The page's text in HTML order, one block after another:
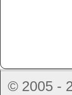
© 2005 -